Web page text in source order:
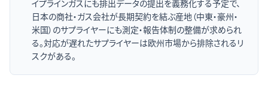
イプラインガスにも排出データの提出を義務化する予定で、
日本の商社・ガス会社が長期契約を結ぶ産地（中東・豪州・
米国）のサプライヤーにも測定・報告体制の整備が求められ
る。対応が遅れたサプライヤーは欧州市場から排除されるリ
スクがある。